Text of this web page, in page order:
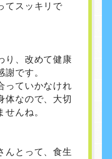
てスッキリで
り、改めて健康
です。
っていかなけれ
体なので、大切
んね。
んとって、食生